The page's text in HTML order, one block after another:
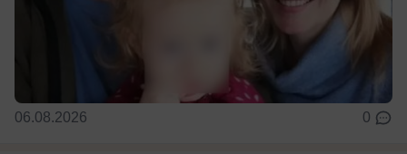
06.08.2026 0